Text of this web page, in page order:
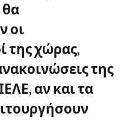
οι
της χώρας,
της
αν και τα